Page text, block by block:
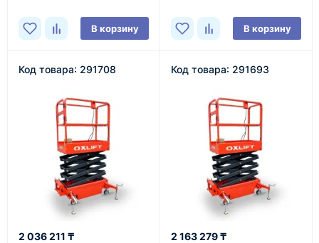
В корзину В корзину
Код товара: 291708
2 036 211 ₸
Код товара: 291693
2 163 279 ₸